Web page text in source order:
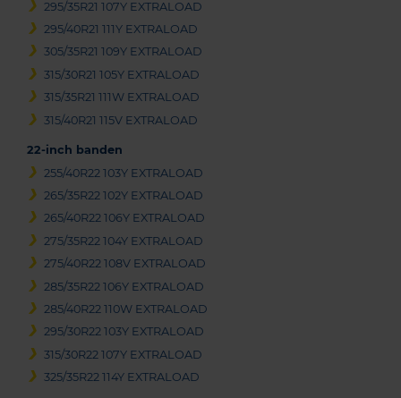
295/35R21 107Y EXTRALOAD
295/40R21 111Y EXTRALOAD
305/35R21 109Y EXTRALOAD
315/30R21 105Y EXTRALOAD
315/35R21 111W EXTRALOAD
315/40R21 115V EXTRALOAD
22-inch banden
255/40R22 103Y EXTRALOAD
265/35R22 102Y EXTRALOAD
265/40R22 106Y EXTRALOAD
275/35R22 104Y EXTRALOAD
275/40R22 108V EXTRALOAD
285/35R22 106Y EXTRALOAD
285/40R22 110W EXTRALOAD
295/30R22 103Y EXTRALOAD
315/30R22 107Y EXTRALOAD
325/35R22 114Y EXTRALOAD